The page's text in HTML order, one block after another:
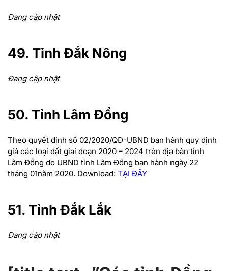
Đang cập nhật
49. Tỉnh Đắk Nông
Đang cập nhật
50. Tỉnh Lâm Đồng
Theo quyết định số 02/2020/QĐ-UBND ban hành quy định
giá các loại đất giai đoạn 2020 – 2024 trên địa bàn tỉnh
Lâm Đồng do UBND tỉnh Lâm Đồng ban hành ngày 22
tháng 01năm 2020. Download: TẠI ĐÂY
51. Tỉnh Đắk Lắk
Đang cập nhật